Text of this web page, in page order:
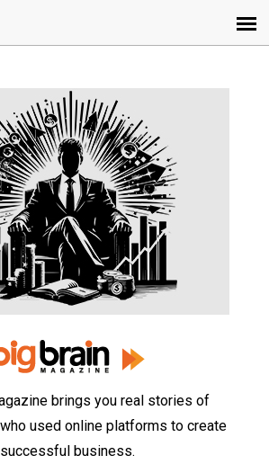
brings you real stories of
used online platforms to create
successful business.